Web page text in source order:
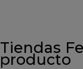
Tiendas
producto